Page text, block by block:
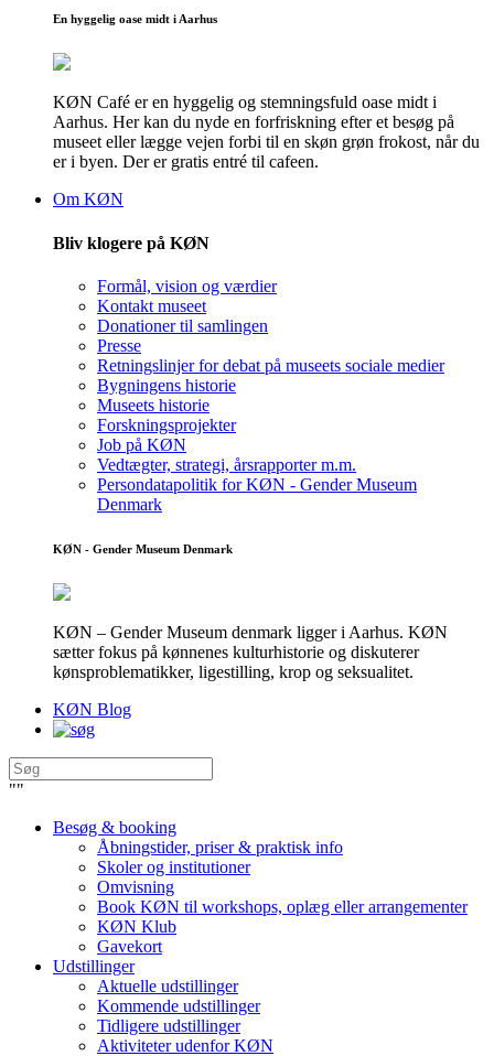
En hyggelig oase midt i Aarhus
KØN Café er en hyggelig og stemningsfuld oase midt i
Aarhus. Her kan du nyde en forfriskning efter et besøg på
museet eller lægge vejen forbi til en skøn grøn frokost, når du
er i byen. Der er gratis entré til cafeen.
Om KØN
Bliv klogere på KØN
Formål, vision og værdier
Kontakt museet
Donationer til samlingen
Presse
Retningslinjer for debat på museets sociale medier
Bygningens historie
Museets historie
Forskningsprojekter
Job på KØN
Vedtægter, strategi, årsrapporter m.m.
Persondatapolitik for KØN - Gender Museum
Denmark
KØN - Gender Museum Denmark
KØN – Gender Museum denmark ligger i Aarhus. KØN
sætter fokus på kønnenes kulturhistorie og diskuterer
kønsproblematikker, ligestilling, krop og seksualitet.
KØN Blog
""
Besøg & booking
Åbningstider, priser & praktisk info
Skoler og institutioner
Omvisning
Book KØN til workshops, oplæg eller arrangementer
KØN Klub
Gavekort
Udstillinger
Aktuelle udstillinger
Kommende udstillinger
Tidligere udstillinger
Aktiviteter udenfor KØN